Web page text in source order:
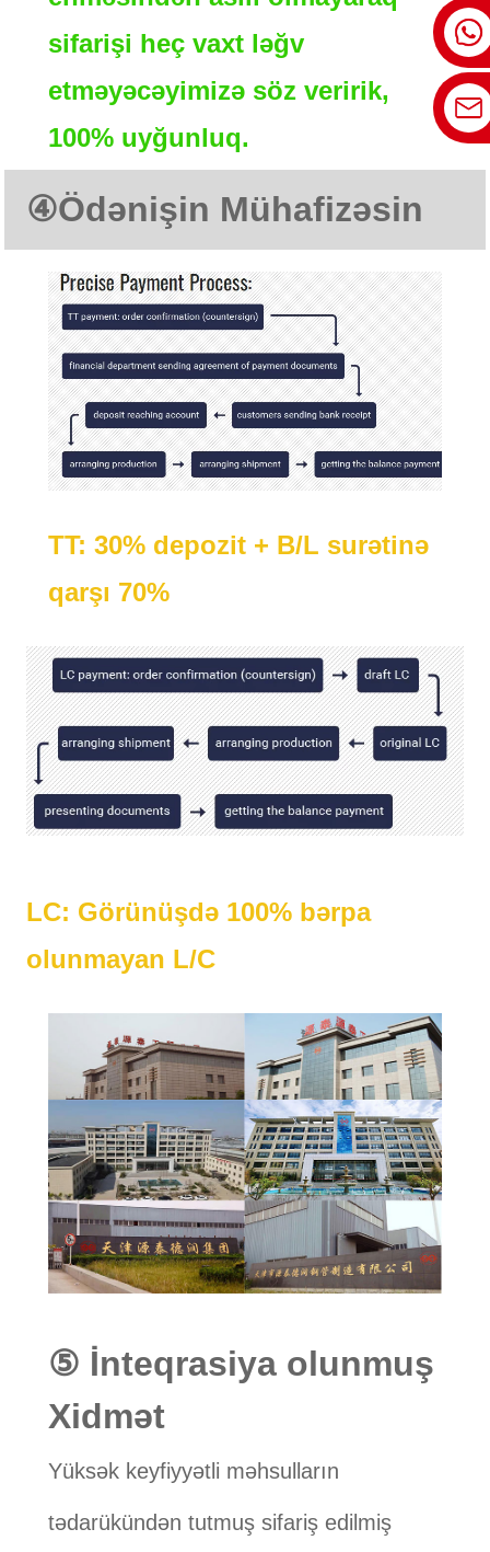
sifarişi heç vaxt ləğv
etməyəcəyimizə söz veririk,
100% uyğunluq.
④Ödənişin Mühafizəsin
TT: 30% depozit + B/L surətinə
qarşı 70%
LC: Görünüşdə 100% bərpa
olunmayan L/C
⑤ İnteqrasiya olunmuş
Xidmət
Yüksək keyfiyyətli məhsulların
tədarükündən tutmuş sifariş edilmiş